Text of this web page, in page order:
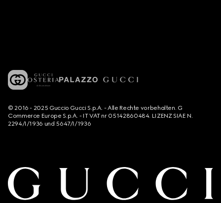
© 2016 - 2025 Guccio Gucci S.p.A. - Alle Rechte vorbehalten. G
Commerce Europe S.p.A. - IT VAT nr 05142860484. LIZENZ SIAE N.
2294/I/1936 und 5647/I/1936